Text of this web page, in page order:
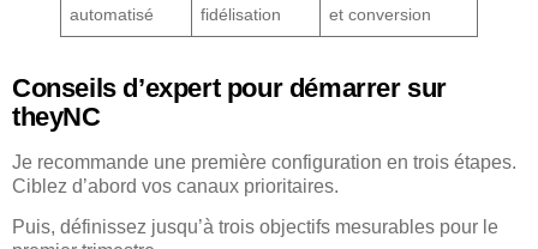
automatisé
fidélisation
et conversion
Conseils d’expert pour démarrer sur
theyNC
Je recommande une première configuration en trois étapes.
Ciblez d’abord vos canaux prioritaires.
Puis, définissez jusqu’à trois objectifs mesurables pour le